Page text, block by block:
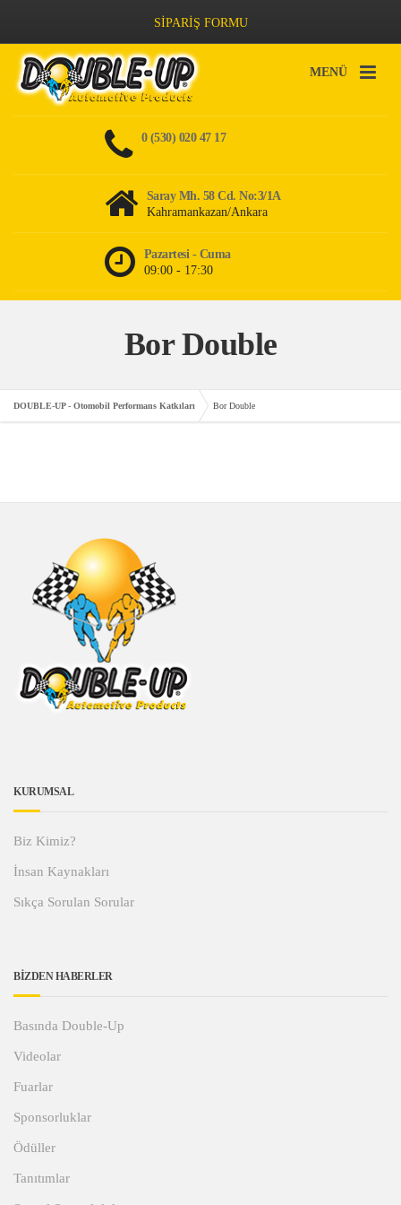
SİPARİŞ FORMU
MENÜ
0 (530) 020 47 17
Saray Mh. 58 Cd. No:3/1A
Kahramankazan/Ankara
Pazartesi - Cuma
09:00 - 17:30
Bor Double
DOUBLE-UP - Otomobil Performans Katkıları Bor Double
KURUMSAL
Biz Kimiz?
İnsan Kaynakları
Sıkça Sorulan Sorular
BİZDEN HABERLER
Basında Double-Up
Videolar
Fuarlar
Sponsorluklar
Ödüller
Tanıtımlar